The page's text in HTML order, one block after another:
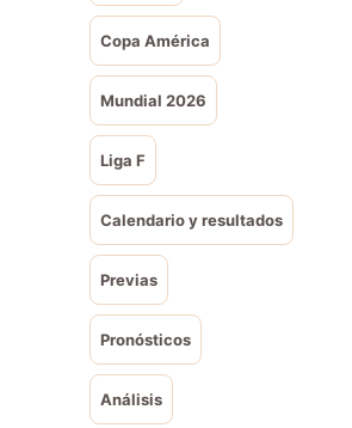
Copa América
Mundial 2026
Liga F
Calendario y resultados
Previas
Pronósticos
Análisis